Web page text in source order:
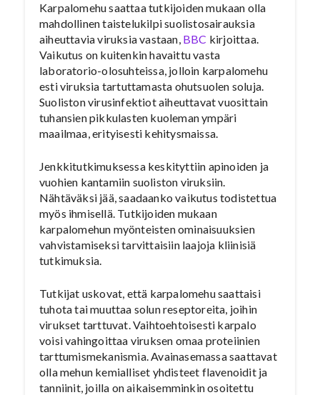
Karpalomehu saattaa tutkijoiden mukaan olla
mahdollinen taistelukilpi suolistosairauksia
aiheuttavia viruksia vastaan, BBC kirjoittaa.
Vaikutus on kuitenkin havaittu vasta
laboratorio-olosuhteissa, jolloin karpalomehu
esti viruksia tartuttamasta ohutsuolen soluja.
Suoliston virusinfektiot aiheuttavat vuosittain
tuhansien pikkulasten kuoleman ympäri
maailmaa, erityisesti kehitysmaissa.
Jenkkitutkimuksessa keskityttiin apinoiden ja
vuohien kantamiin suoliston viruksiin.
Nähtäväksi jää, saadaanko vaikutus todistettua
myös ihmisellä. Tutkijoiden mukaan
karpalomehun myönteisten ominaisuuksien
vahvistamiseksi tarvittaisiin laajoja kliinisiä
tutkimuksia.
Tutkijat uskovat, että karpalomehu saattaisi
tuhota tai muuttaa solun reseptoreita, joihin
virukset tarttuvat. Vaihtoehtoisesti karpalo
voisi vahingoittaa viruksen omaa proteiinien
tarttumismekanismia. Avainasemassa saattavat
olla mehun kemialliset yhdisteet flavenoidit ja
tanniinit, joilla on aikaisemminkin osoitettu